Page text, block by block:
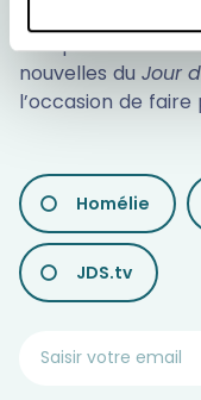
Abonnez-vous à
chaque semaine
nouvelles du Jour
l’occasion de
LES
DIFFÉRENTES
NEWSLETTERS
Homélie
JDS.tv